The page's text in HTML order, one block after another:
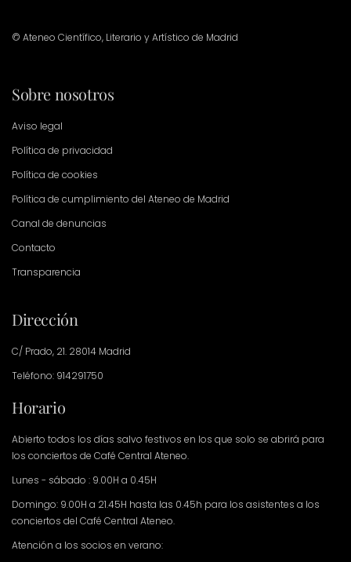
© Ateneo Científico, Literario y Artístico de Madrid
Sobre nosotros
Aviso legal
Política de privacidad
Política de cookies
Política de cumplimiento del Ateneo de Madrid
Canal de denuncias
Contacto
Transparencia
Dirección
C/ Prado, 21. 28014 Madrid
Teléfono: 914291750
Horario
Abierto todos los días salvo festivos en los que solo se abrirá para
los conciertos de Café Central Ateneo.
Lunes - sábado : 9.00H a 0.45H
Domingo: 9.00H a 21.45H hasta las 0.45h para los asistentes a los
conciertos del Café Central Ateneo.
Atención a los socios en verano: